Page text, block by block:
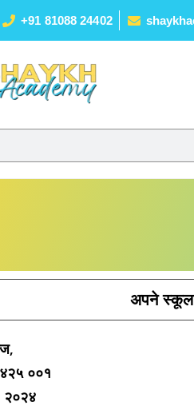
+91 81088 24402
अपने स्कूल
००१
२०२४